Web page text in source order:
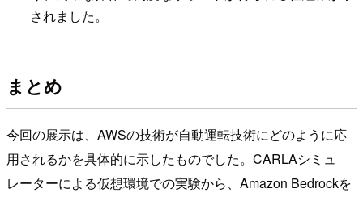
されました。
まとめ
今回の展示は、AWSの技術が自動運転技術にどのように応
用されるかを具体的に示したものでした。CARLAシミュ
レーターによる仮想環境での実験から、Amazon Bedrockを